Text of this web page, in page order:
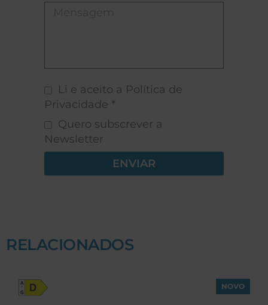
Li e aceito a Política de
Privacidade *
Quero subscrever a
Newsletter
ENVIAR
RELACIONADOS
NOVO